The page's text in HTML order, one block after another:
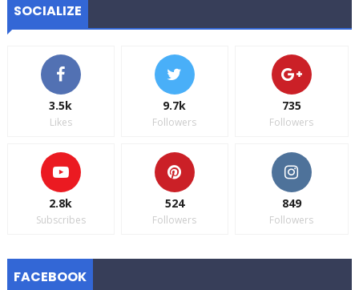
SOCIALIZE
3.5k
Likes
9.7k
Followers
735
Followers
2.8k
Subscribes
524
Followers
849
Followers
FACEBOOK